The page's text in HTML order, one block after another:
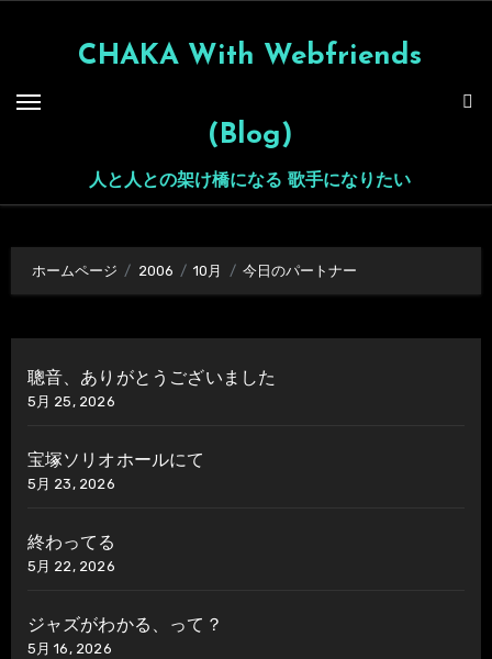
CHAKA With Webfriends
(Blog)
人と人との架け橋になる 歌手になりたい
ホームページ 2006 10月 今日のパートナー
聰音、ありがとうございました
5月 25, 2026
宝塚ソリオホールにて
5月 23, 2026
終わってる
5月 22, 2026
ジャズがわかる、って？
5月 16, 2026